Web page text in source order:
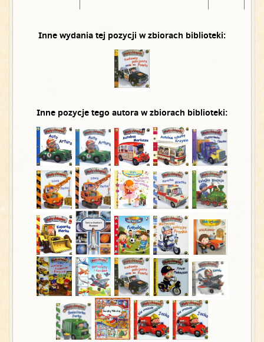
Inne wydania tej pozycji w zbiorach biblioteki:
Inne pozycje tego autora w zbiorach biblioteki: